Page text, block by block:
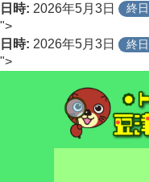
日時: 2026年5月3日 終日
">
日時: 2026年5月3日 終日
">